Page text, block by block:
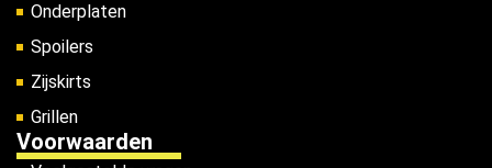
Onderplaten
Spoilers
Zijskirts
Grillen
Voorwaarden